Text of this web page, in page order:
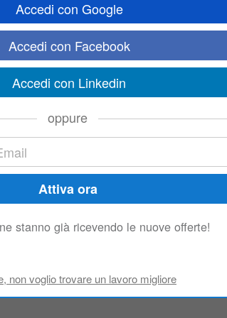
CIB Italy and especially Global Compliance
Milan. It represents the last level of control of the...
Agricoleche propone soluzioni di working capital
sostenendo gli operatori economici...
join its Global Compliance Department in Milan.
in fulfilling compliance and financial security...
Accedi con Google
Accedi con Facebook
Accedi con Linkedin
oppure
stanno già ricevendo le nuove offerte!